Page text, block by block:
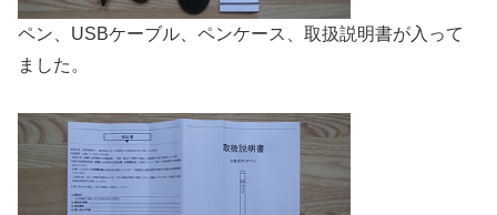
ペン、USBケーブル、ペンケース、取扱説明書が入って
ました。